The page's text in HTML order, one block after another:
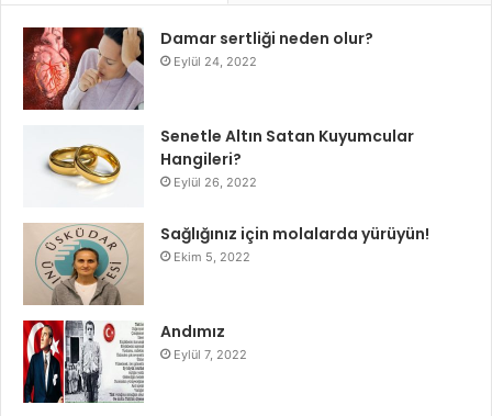
Damar sertliği neden olur?
Eylül 24, 2022
Senetle Altın Satan Kuyumcular
Hangileri?
Eylül 26, 2022
Sağlığınız için molalarda yürüyün!
Ekim 5, 2022
Andımız
Eylül 7, 2022